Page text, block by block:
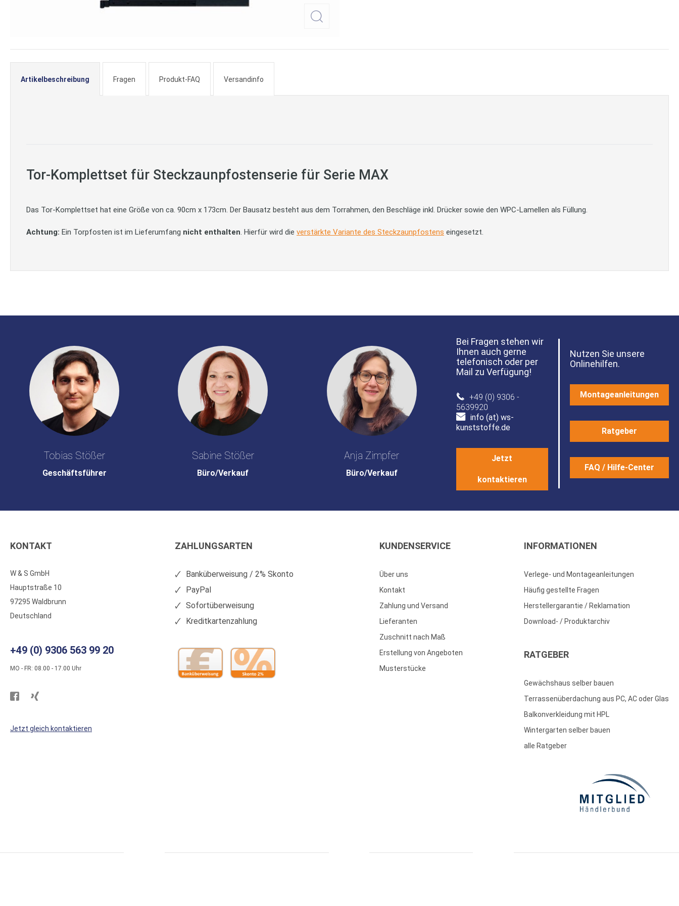
Anfang
Artikelbeschreibung
Tor-Komplettset für Steckzaunpfostenserie für Serie MAX
Das Tor-Komplettset hat eine Größe von ca. 90cm x 173cm. Der Bausatz besteht aus dem Torrahmen, den Beschläge inkl. Drücker sowie den WPC-Lamellen als Füllung.
Achtung: Ein Torpfosten ist im Lieferumfang nicht enthalten . Hierfür wird die verstärkte Variante des Steckzaunpfostens eingesetzt.
Fragen Produkt-FAQ Versandinfo
Tobias Stößer
Geschäftsführer
Sabine Stößer
Büro/Verkauf
Anja Zimpfer
Büro/Verkauf
Bei Fragen stehen wir
Ihnen auch gerne
telefonisch oder per
Mail zu Verfügung!
+49 (0) 9306 -
5639920
info (at) ws-
kunststoffe.de
Jetzt
kontaktieren
Nutzen Sie unsere
Onlinehilfen.
Montageanleitungen
Ratgeber
FAQ / Hilfe-Center
KONTAKT
W & S GmbH
Hauptstraße 10
97295 Waldbrunn
Deutschland
+49 (0) 9306 563 99 20
MO - FR: 08.00 - 17.00 Uhr
Besuchen
WS
WS
Jetzt gleich kontaktieren
ZAHLUNGSARTEN
Banküberweisung / 2% Skonto
PayPal
Sofortüberweisung
Kreditkartenzahlung
KUNDENSERVICE
Über uns
Kontakt
Zahlung und Versand
Lieferanten
Zuschnitt nach Maß
Erstellung von Angeboten
Musterstücke
INFORMATIONEN
Verlege- und Montageanleitungen
Häufig gestellte Fragen
Herstellergarantie / Reklamation
Download- / Produktarchiv
RATGEBER
Gewächshaus selber bauen
Terrassenüberdachung aus PC, AC oder Glas
Balkonverkleidung mit HPL
Wintergarten selber bauen
alle Ratgeber